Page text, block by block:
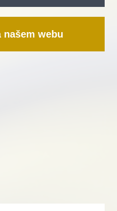
webu